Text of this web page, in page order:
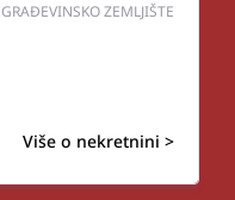
GRAĐEVINSKO ZEMLJIŠTE
Više o nekretnini >